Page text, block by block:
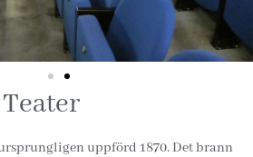
uppförd 1870. Det brann